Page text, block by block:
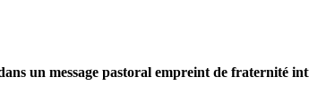
un message pastoral empreint de fraternité